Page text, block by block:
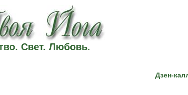
Свет. Любовь.
Дзен-